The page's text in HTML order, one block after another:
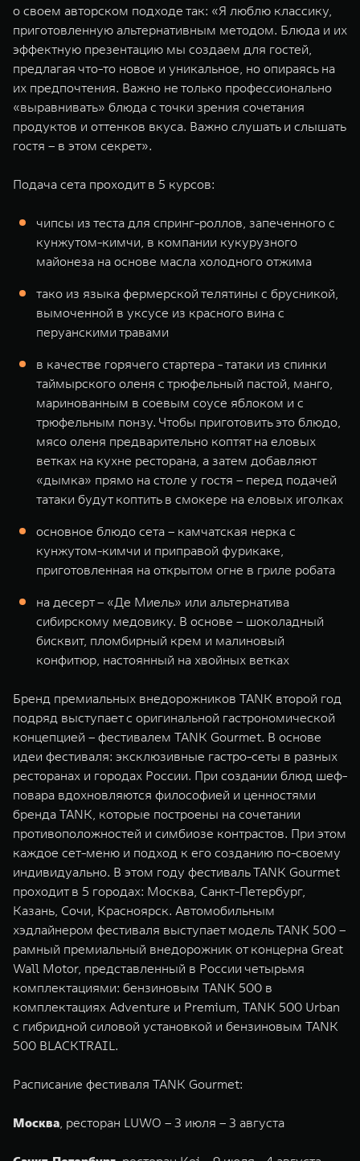
о своем авторском подходе так: «Я люблю классику,
приготовленную альтернативным методом. Блюда и их
эффектную презентацию мы создаем для гостей,
предлагая что-то новое и уникальное, но опираясь на
их предпочтения. Важно не только профессионально
«выравнивать» блюда с точки зрения сочетания
продуктов и оттенков вкуса. Важно слушать и слышать
гостя – в этом секрет».
Подача сета проходит в 5 курсов:
чипсы из теста для спринг-роллов, запеченного с
кунжутом-кимчи, в компании кукурузного
майонеза на основе масла холодного отжима
тако из языка фермерской телятины с брусникой,
вымоченной в уксусе из красного вина с
перуанскими травами
в качестве горячего стартера - татаки из спинки
таймырского оленя с трюфельный пастой, манго,
маринованным в соевым соусе яблоком и с
трюфельным понзу. Чтобы приготовить это блюдо,
мясо оленя предварительно коптят на еловых
ветках на кухне ресторана, а затем добавляют
«дымка» прямо на столе у гостя – перед подачей
татаки будут коптить в смокере на еловых иголках
основное блюдо сета – камчатская нерка с
кунжутом-кимчи и приправой фурикаке,
приготовленная на открытом огне в гриле робата
на десерт – «Де Миель» или альтернатива
сибирскому медовику. В основе – шоколадный
бисквит, пломбирный крем и малиновый
конфитюр, настоянный на хвойных ветках
Бренд премиальных внедорожников TANK второй год
подряд выступает с оригинальной гастрономической
концепцией – фестивалем TANK Gourmet. В основе
идеи фестиваля: эксклюзивные гастро-сеты в разных
ресторанах и городах России. При создании блюд шеф-
повара вдохновляются философией и ценностями
бренда TANK, которые построены на сочетании
противоположностей и симбиозе контрастов. При этом
каждое сет-меню и подход к его созданию по-своему
индивидуально. В этом году фестиваль TANK Gourmet
проходит в 5 городах: Москва, Санкт-Петербург,
Казань, Сочи, Красноярск. Автомобильным
хэдлайнером фестиваля выступает модель TANK 500 –
рамный премиальный внедорожник от концерна Great
Wall Motor, представленный в России четырьмя
комплектациями: бензиновым TANK 500 в
комплектациях Adventure и Premium, TANK 500 Urban
с гибридной силовой установкой и бензиновым TANK
500 BLACKTRAIL.
Расписание фестиваля TANK Gourmet:
Москва, ресторан LUWO – 3 июля – 3 августа